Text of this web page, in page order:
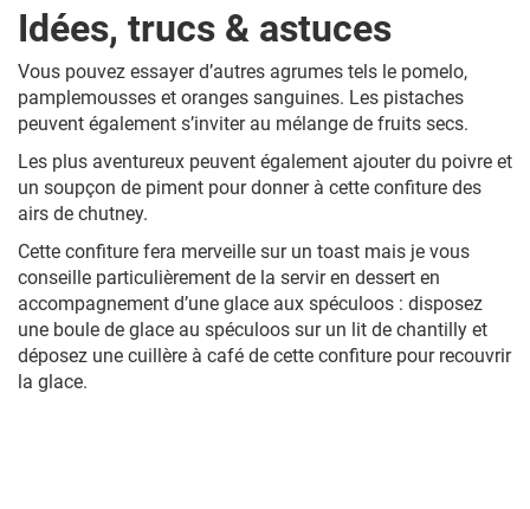
Idées, trucs & astuces
Vous pouvez essayer d’autres agrumes tels le pomelo,
pamplemousses et oranges sanguines. Les pistaches
peuvent également s’inviter au mélange de fruits secs.
Les plus aventureux peuvent également ajouter du poivre et
un soupçon de piment pour donner à cette confiture des
airs de chutney.
Cette confiture fera merveille sur un toast mais je vous
conseille particulièrement de la servir en dessert en
accompagnement d’une glace aux spéculoos : disposez
une boule de glace au spéculoos sur un lit de chantilly et
déposez une cuillère à café de cette confiture pour recouvrir
la glace.